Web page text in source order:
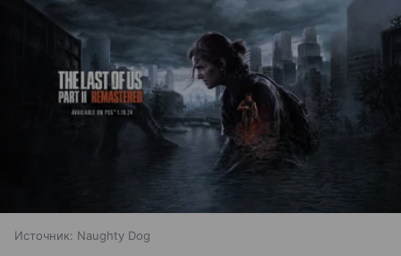
Источник: Naughty Dog